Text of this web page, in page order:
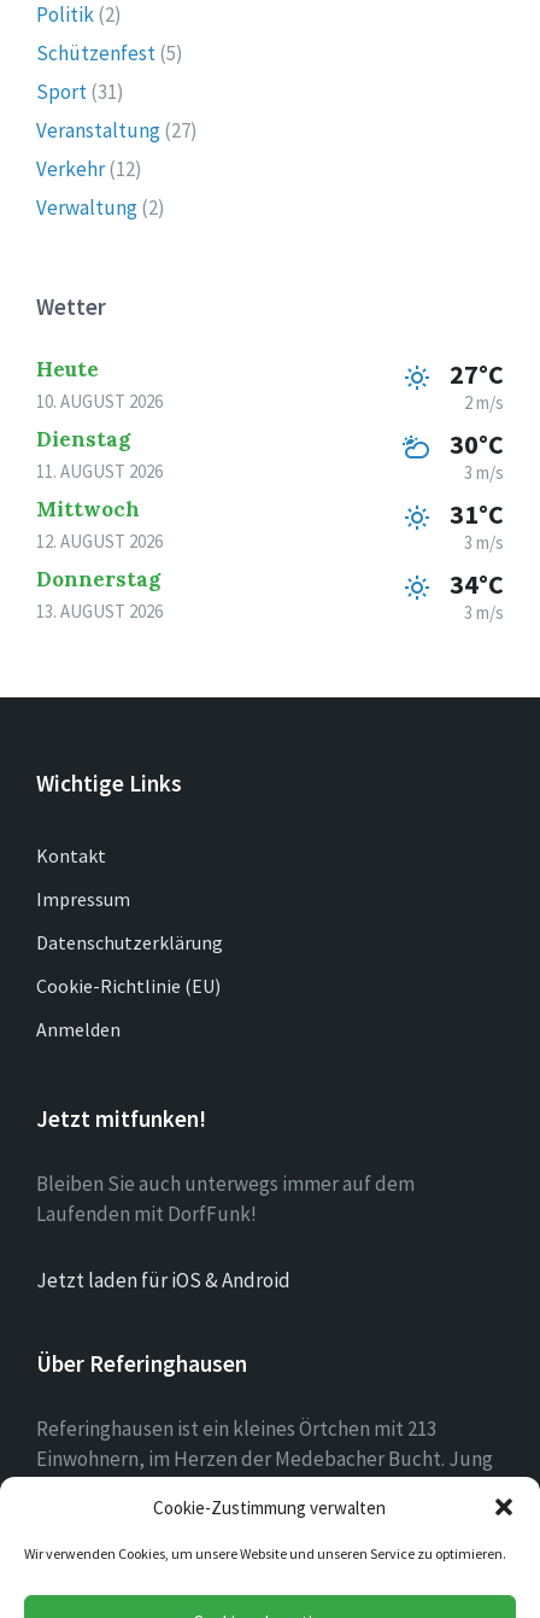
Cookie-Zustimmung verwalten
Wir verwenden Cookies, um unsere Website und unseren Service zu optimieren.
Politik(2)
Schützenfest(5)
Sport(31)
Veranstaltung(27)
Verkehr(12)
Verwaltung(2)
Wetter
Heute
10. AUGUST 2026
27°C
2 m/s
Dienstag
11. AUGUST 2026
30°C
3 m/s
Mittwoch
12. AUGUST 2026
31°C
3 m/s
Donnerstag
13. AUGUST 2026
34°C
3 m/s
Wichtige Links
Kontakt
Impressum
Datenschutzerklärung
Cookie-Richtlinie (EU)
Anmelden
Jetzt mitfunken!
Bleiben Sie auch unterwegs immer auf dem
Laufenden mit DorfFunk!
Jetzt laden für iOS & Android
Über Referinghausen
Referinghausen ist ein kleines Örtchen mit 213
Einwohnern, im Herzen der Medebacher Bucht. Jung
Einwohnern sind wir klein aber oho!
Facebook InstagramYouTube